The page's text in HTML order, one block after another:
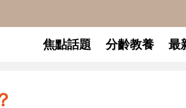
焦點話題 分齡教養 最